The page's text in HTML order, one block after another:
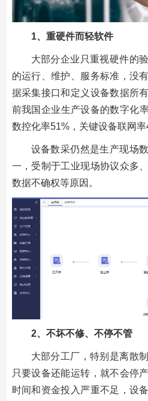
1、重硬件而轻软件
大部分企业只重视硬件的
的运行、维护、服务标准，没
据采集接口和定义设备数据所
前我国企业生产设备的数字化
数控化率51%，关键设备联网率
设备数采仍然是生产现场
一，受制于工业现场协议众多
数据不确权等原因。
2、不坏不修、不停不管
大部分工厂，特别是离散
只要设备还能运转，就不会停
时间和资金投入严重不足，设